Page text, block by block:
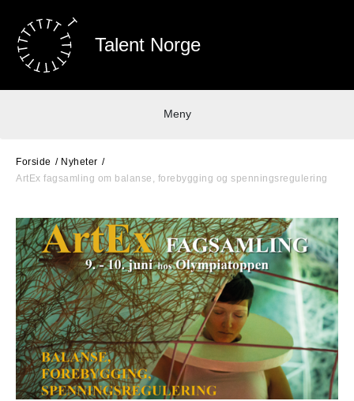
Talent Norge
Meny
Forside
Nyheter
ArtEx fagsamling om balanse, forebygging og spenningsregulering